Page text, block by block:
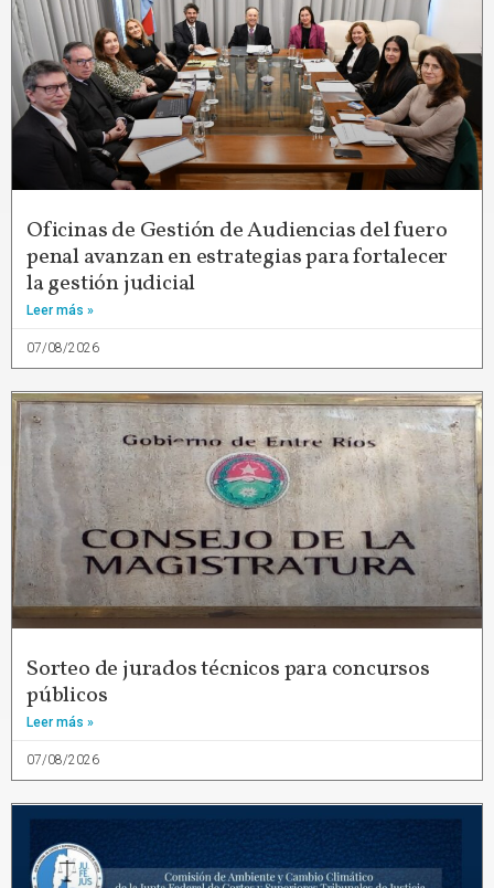
Oficinas de Gestión de Audiencias del fuero
penal avanzan en estrategias para fortalecer
la gestión judicial
Leer más »
07/08/2026
Sorteo de jurados técnicos para concursos
públicos
Leer más »
07/08/2026